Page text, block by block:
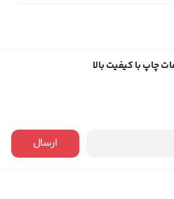
چاپ با کیفیت بالا
ارسال